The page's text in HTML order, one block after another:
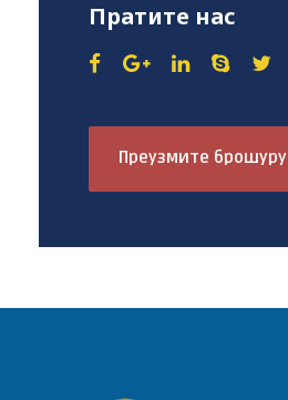
Пратите нас
Преузмите брошуру